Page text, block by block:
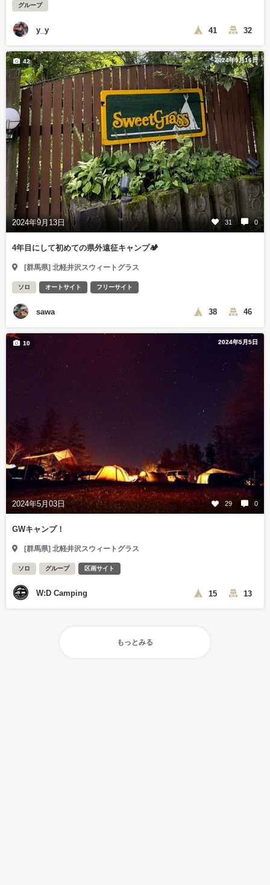
グループ
y_y 41 32
2024年9月16日
2024年9月13日 31 0
42
4年目にして初めての県外遠征キャンプ🏕️
[群馬県] 北軽井沢スウィートグラス
ソロ オートサイト フリーサイト
sawa 38 46
2024年5月5日
2024年5月03日 29 0
10
GWキャンプ！
[群馬県] 北軽井沢スウィートグラス
ソロ グループ 区画サイト
W:D Camping 15 13
もっとみる